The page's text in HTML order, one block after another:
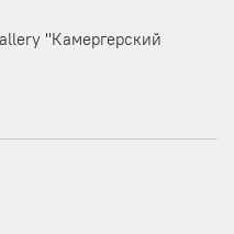
"Камергерский